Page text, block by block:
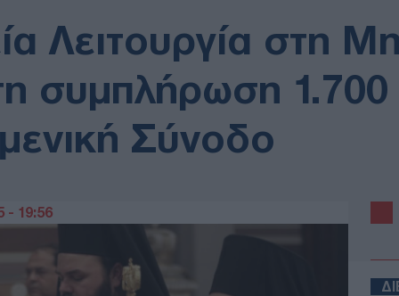
ΥΓΕΙΑ
Λειτουργία στη
συμπλήρωση
Σύνοδο
- 19:56